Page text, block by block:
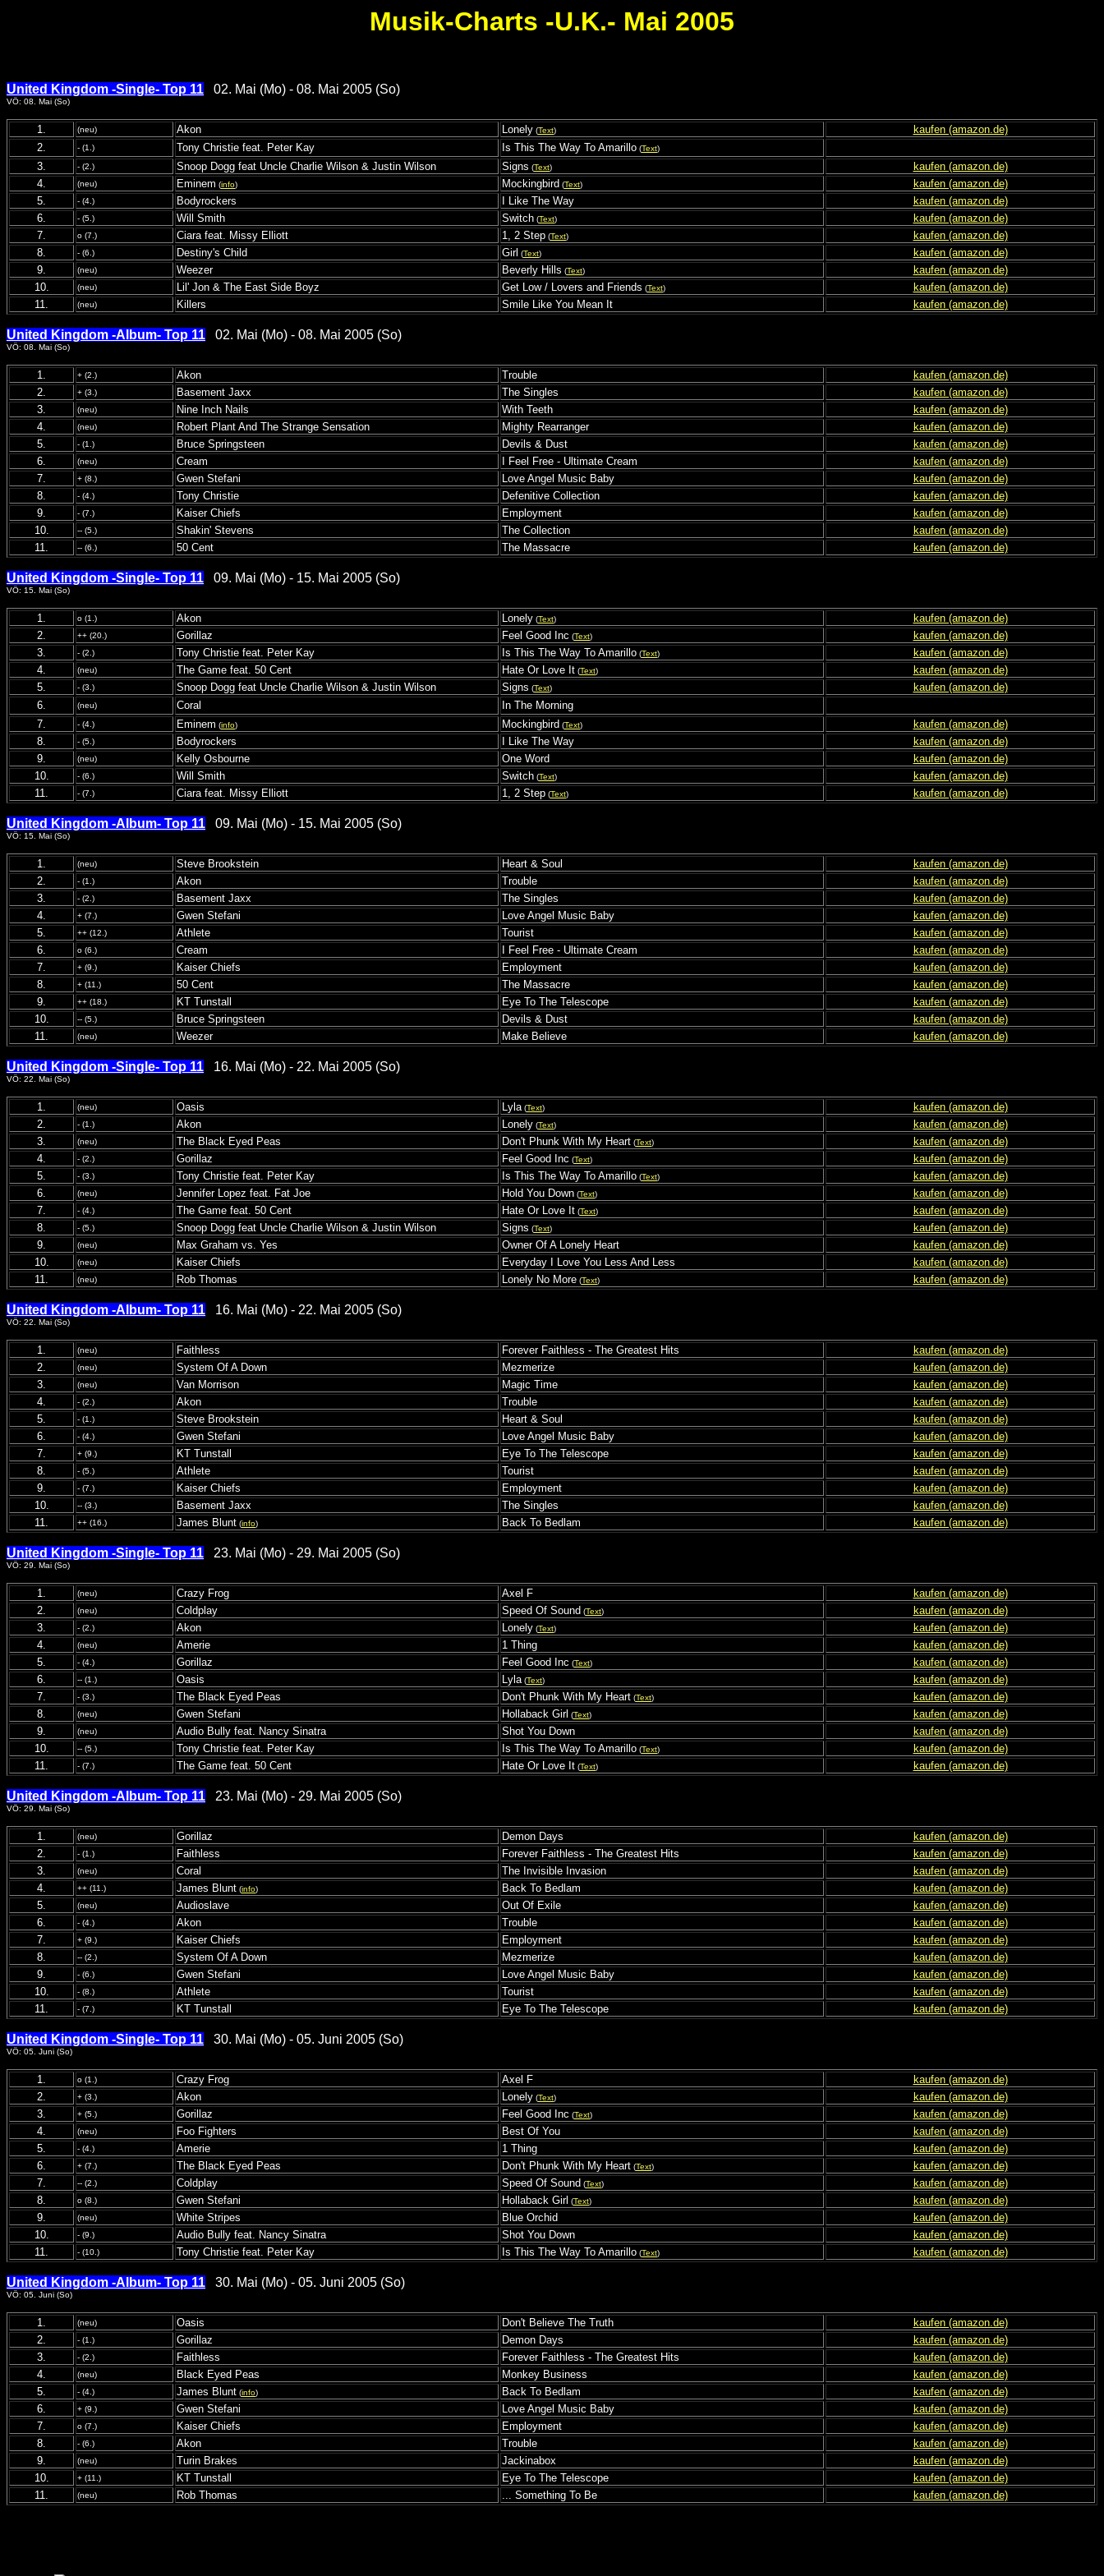
Musik-Charts -U.K.- Mai 2005
United Kingdom -Single- Top 11 02. Mai (Mo) - 08. Mai 2005 (So)
VÖ: 08. Mai (So)
1. (neu) Akon Lonely (Text)
kaufen (amazon.de)
2.
- (1.) Tony Christie feat. Peter Kay Is This The Way To Amarillo (Text)
3. - (2.) Snoop Dogg feat Uncle Charlie Wilson & Justin Wilson Signs (Text)
kaufen (amazon.de)
4.
(neu) Eminem (info) Mockingbird (Text)
kaufen (amazon.de)
5.
- (4.) Bodyrockers I Like The Way
kaufen (amazon.de)
6.
- (5.) Will Smith Switch (Text)
kaufen (amazon.de)
7.
o (7.) Ciara feat. Missy Elliott 1, 2 Step (Text)
kaufen (amazon.de)
8.
- (6.) Destiny's Child Girl (Text)
kaufen (amazon.de)
9.
(neu) Weezer Beverly Hills (Text)
kaufen (amazon.de)
10.
(neu) Lil' Jon & The East Side Boyz Get Low / Lovers and Friends (Text)
kaufen (amazon.de)
11.
(neu) Killers Smile Like You Mean It kaufen (amazon.de)
United Kingdom -Album- Top 11 02. Mai (Mo) - 08. Mai 2005 (So)
VÖ: 08. Mai (So)
1. + (2.) Akon Trouble
kaufen (amazon.de)
2.
+ (3.) Basement Jaxx The Singles
kaufen (amazon.de)
3.
(neu) Nine Inch Nails With Teeth
kaufen (amazon.de)
4.
(neu) Robert Plant And The Strange Sensation Mighty Rearranger
kaufen (amazon.de)
5.
- (1.) Bruce Springsteen Devils & Dust
kaufen (amazon.de)
6.
(neu) Cream I Feel Free - Ultimate Cream
kaufen (amazon.de)
7.
+ (8.) Gwen Stefani Love Angel Music Baby
kaufen (amazon.de)
8.
- (4.) Tony Christie Defenitive Collection
kaufen (amazon.de)
9.
- (7.) Kaiser Chiefs Employment
kaufen (amazon.de)
10.
-- (5.) Shakin' Stevens The Collection
kaufen (amazon.de)
11.
-- (6.) 50 Cent The Massacre kaufen (amazon.de)
United Kingdom -Single- Top 11 09. Mai (Mo) - 15. Mai 2005 (So)
VÖ: 15. Mai (So)
1. o (1.) Akon Lonely (Text)
kaufen (amazon.de)
2.
++ (20.) Gorillaz Feel Good Inc (Text)
kaufen (amazon.de)
3.
- (2.) Tony Christie feat. Peter Kay Is This The Way To Amarillo (Text)
kaufen (amazon.de)
4.
(neu) The Game feat. 50 Cent Hate Or Love It (Text)
kaufen (amazon.de)
5.
- (3.) Snoop Dogg feat Uncle Charlie Wilson & Justin Wilson Signs (Text)
kaufen (amazon.de)
6.
(neu) Coral
In The Morning
7.
- (4.) Eminem (info) Mockingbird (Text)
kaufen (amazon.de)
8.
- (5.) Bodyrockers I Like The Way
kaufen (amazon.de)
9.
(neu) Kelly Osbourne One Word
kaufen (amazon.de)
10.
- (6.) Will Smith Switch (Text)
kaufen (amazon.de)
11.
- (7.) Ciara feat. Missy Elliott 1, 2 Step (Text) kaufen (amazon.de)
United Kingdom -Album- Top 11 09. Mai (Mo) - 15. Mai 2005 (So)
VÖ: 15. Mai (So)
1. (neu) Steve Brookstein Heart & Soul
kaufen (amazon.de)
2.
- (1.) Akon Trouble
kaufen (amazon.de)
3.
- (2.) Basement Jaxx The Singles
kaufen (amazon.de)
4.
+ (7.) Gwen Stefani Love Angel Music Baby
kaufen (amazon.de)
5.
++ (12.) Athlete Tourist
kaufen (amazon.de)
6.
o (6.) Cream I Feel Free - Ultimate Cream
kaufen (amazon.de)
7.
+ (9.) Kaiser Chiefs Employment
kaufen (amazon.de)
8.
+ (11.) 50 Cent The Massacre
kaufen (amazon.de)
9.
++ (18.) KT Tunstall Eye To The Telescope
kaufen (amazon.de)
10.
-- (5.) Bruce Springsteen Devils & Dust
kaufen (amazon.de)
11.
(neu) Weezer Make Believe kaufen (amazon.de)
United Kingdom -Single- Top 11 16. Mai (Mo) - 22. Mai 2005 (So)
VÖ: 22. Mai (So)
1. (neu) Oasis Lyla(Text)
kaufen (amazon.de)
2.
- (1.) Akon Lonely (Text)
kaufen (amazon.de)
3.
(neu) The Black Eyed Peas Don't Phunk With My Heart (Text)
kaufen (amazon.de)
4.
- (2.) Gorillaz Feel Good Inc (Text)
kaufen (amazon.de)
5.
- (3.) Tony Christie feat. Peter Kay Is This The Way To Amarillo (Text)
kaufen (amazon.de)
6.
(neu) Jennifer Lopez feat. Fat Joe Hold You Down (Text)
kaufen (amazon.de)
7.
- (4.) The Game feat. 50 Cent Hate Or Love It (Text)
kaufen (amazon.de)
8.
- (5.) Snoop Dogg feat Uncle Charlie Wilson & Justin Wilson Signs (Text)
kaufen (amazon.de)
9.
(neu) Max Graham vs. Yes Owner Of A Lonely Heart
kaufen (amazon.de)
10.
(neu) Kaiser Chiefs Everyday I Love You Less And Less
kaufen (amazon.de)
11.
(neu) Rob Thomas Lonely No More (Text) kaufen (amazon.de)
United Kingdom -Album- Top 11 16. Mai (Mo) - 22. Mai 2005 (So)
VÖ: 22. Mai (So)
1. (neu) Faithless Forever Faithless - The Greatest Hits
kaufen (amazon.de)
2.
(neu) System Of A Down Mezmerize
kaufen (amazon.de)
3.
(neu) Van Morrison Magic Time
kaufen (amazon.de)
4.
- (2.) Akon Trouble
kaufen (amazon.de)
5.
- (1.) Steve Brookstein Heart & Soul
kaufen (amazon.de)
6.
- (4.) Gwen Stefani Love Angel Music Baby
kaufen (amazon.de)
7.
+ (9.) KT Tunstall Eye To The Telescope
kaufen (amazon.de)
8.
- (5.) Athlete Tourist
kaufen (amazon.de)
9.
- (7.) Kaiser Chiefs Employment
kaufen (amazon.de)
10.
-- (3.) Basement Jaxx The Singles
kaufen (amazon.de)
11.
++ (16.) James Blunt (info) Back To Bedlam kaufen (amazon.de)
United Kingdom -Single- Top 11 23. Mai (Mo) - 29. Mai 2005 (So)
VÖ: 29. Mai (So)
1. (neu) Crazy Frog Axel F
kaufen (amazon.de)
2.
(neu) Coldplay Speed Of Sound (Text)
kaufen (amazon.de)
3.
- (2.) Akon Lonely (Text)
kaufen (amazon.de)
4.
(neu) Amerie 1 Thing
kaufen (amazon.de)
5.
- (4.) Gorillaz Feel Good Inc (Text)
kaufen (amazon.de)
6.
-- (1.) Oasis Lyla(Text)
kaufen (amazon.de)
7.
- (3.) The Black Eyed Peas Don't Phunk With My Heart (Text)
kaufen (amazon.de)
8.
(neu) Gwen Stefani Hollaback Girl (Text)
kaufen (amazon.de)
9.
(neu) Audio Bully feat. Nancy Sinatra Shot You Down
kaufen (amazon.de)
10.
-- (5.) Tony Christie feat. Peter Kay Is This The Way To Amarillo (Text)
kaufen (amazon.de)
11.
- (7.) The Game feat. 50 Cent Hate Or Love It (Text) kaufen (amazon.de)
United Kingdom -Album- Top 11 23. Mai (Mo) - 29. Mai 2005 (So)
VÖ: 29. Mai (So)
1. (neu) Gorillaz Demon Days
kaufen (amazon.de)
2.
- (1.) Faithless Forever Faithless - The Greatest Hits
kaufen (amazon.de)
3.
(neu) Coral The Invisible Invasion
kaufen (amazon.de)
4.
++ (11.) James Blunt (info) Back To Bedlam
kaufen (amazon.de)
5.
(neu) Audioslave Out Of Exile
kaufen (amazon.de)
6.
- (4.) Akon Trouble
kaufen (amazon.de)
7.
+ (9.) Kaiser Chiefs Employment
kaufen (amazon.de)
8.
-- (2.) System Of A Down Mezmerize
kaufen (amazon.de)
9.
- (6.) Gwen Stefani Love Angel Music Baby
kaufen (amazon.de)
10.
- (8.) Athlete Tourist
kaufen (amazon.de)
11.
- (7.) KT Tunstall Eye To The Telescope kaufen (amazon.de)
United Kingdom -Single- Top 11 30. Mai (Mo) - 05. Juni 2005 (So)
VÖ: 05. Juni (So)
1. o (1.) Crazy Frog Axel F
kaufen (amazon.de)
2.
+ (3.) Akon Lonely (Text)
kaufen (amazon.de)
3.
+ (5.) Gorillaz Feel Good Inc (Text)
kaufen (amazon.de)
4.
(neu) Foo Fighters Best Of You
kaufen (amazon.de)
5.
- (4.) Amerie 1 Thing
kaufen (amazon.de)
6.
+ (7.) The Black Eyed Peas Don't Phunk With My Heart (Text)
kaufen (amazon.de)
7.
-- (2.) Coldplay Speed Of Sound (Text)
kaufen (amazon.de)
8.
o (8.) Gwen Stefani Hollaback Girl (Text)
kaufen (amazon.de)
9.
(neu) White Stripes Blue Orchid
kaufen (amazon.de)
10.
- (9.) Audio Bully feat. Nancy Sinatra Shot You Down
kaufen (amazon.de)
11.
- (10.) Tony Christie feat. Peter Kay Is This The Way To Amarillo (Text) kaufen (amazon.de)
United Kingdom -Album- Top 11 30. Mai (Mo) - 05. Juni 2005 (So)
VÖ: 05. Juni (So)
1. (neu) Oasis Don't Believe The Truth
kaufen (amazon.de)
2.
- (1.) Gorillaz Demon Days
kaufen (amazon.de)
3.
- (2.) Faithless Forever Faithless - The Greatest Hits
kaufen (amazon.de)
4.
(neu) Black Eyed Peas Monkey Business
kaufen (amazon.de)
5.
- (4.) James Blunt (info) Back To Bedlam
kaufen (amazon.de)
6.
+ (9.) Gwen Stefani Love Angel Music Baby
kaufen (amazon.de)
7.
o (7.) Kaiser Chiefs Employment
kaufen (amazon.de)
8.
- (6.) Akon Trouble
kaufen (amazon.de)
9.
(neu) Turin Brakes Jackinabox
kaufen (amazon.de)
10.
+ (11.) KT Tunstall Eye To The Telescope
kaufen (amazon.de)
11.
(neu) Rob Thomas ... Something To Be kaufen (amazon.de)